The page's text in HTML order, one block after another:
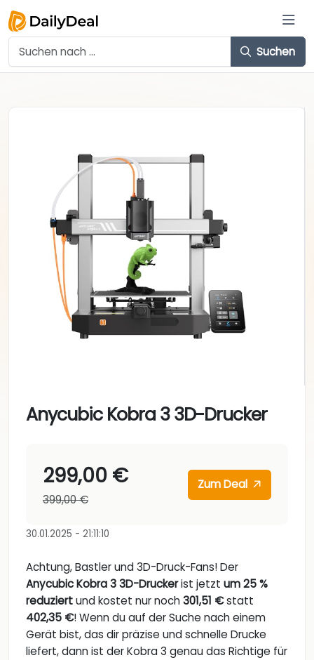
Suchen
Anycubic Kobra 3 3D-Drucker
299,00 €
399,00 €
Zum Deal
30.01.2025 - 21:11:10
Achtung, Bastler und 3D-Druck-Fans! Der
Anycubic Kobra 3 3D-Druckerist jetzt um 25 %
reduziertund kostet nur noch301,51 €statt
402,35 €! Wenn du auf der Suche nach einem
Gerät bist, das dir präzise und schnelle Drucke
liefert, dann ist der Kobra 3 genau das Richtige für